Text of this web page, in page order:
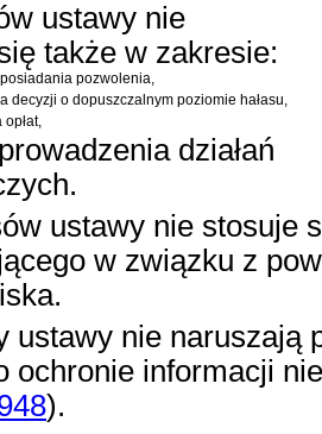
ustawy nie
także w zakresie:
pozwolenia,
decyzji o dopuszczalnym poziomie hałasu,
działań
ustawy nie stosuje
w związku z
ustawy nie naruszają
ochronie informacji
).